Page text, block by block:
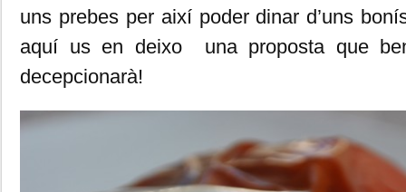
uns prebes per així poder dinar d’uns
aquí us en deixo una proposta que
decepcionarà!